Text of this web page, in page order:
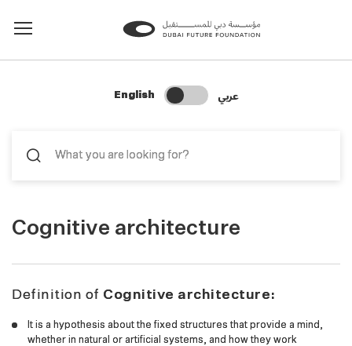
English Change Search Language
عربي
Cognitive architecture
Definition of Cognitive architecture:
It is a hypothesis about the fixed structures that provide a mind,
whether in natural or artificial systems, and how they work